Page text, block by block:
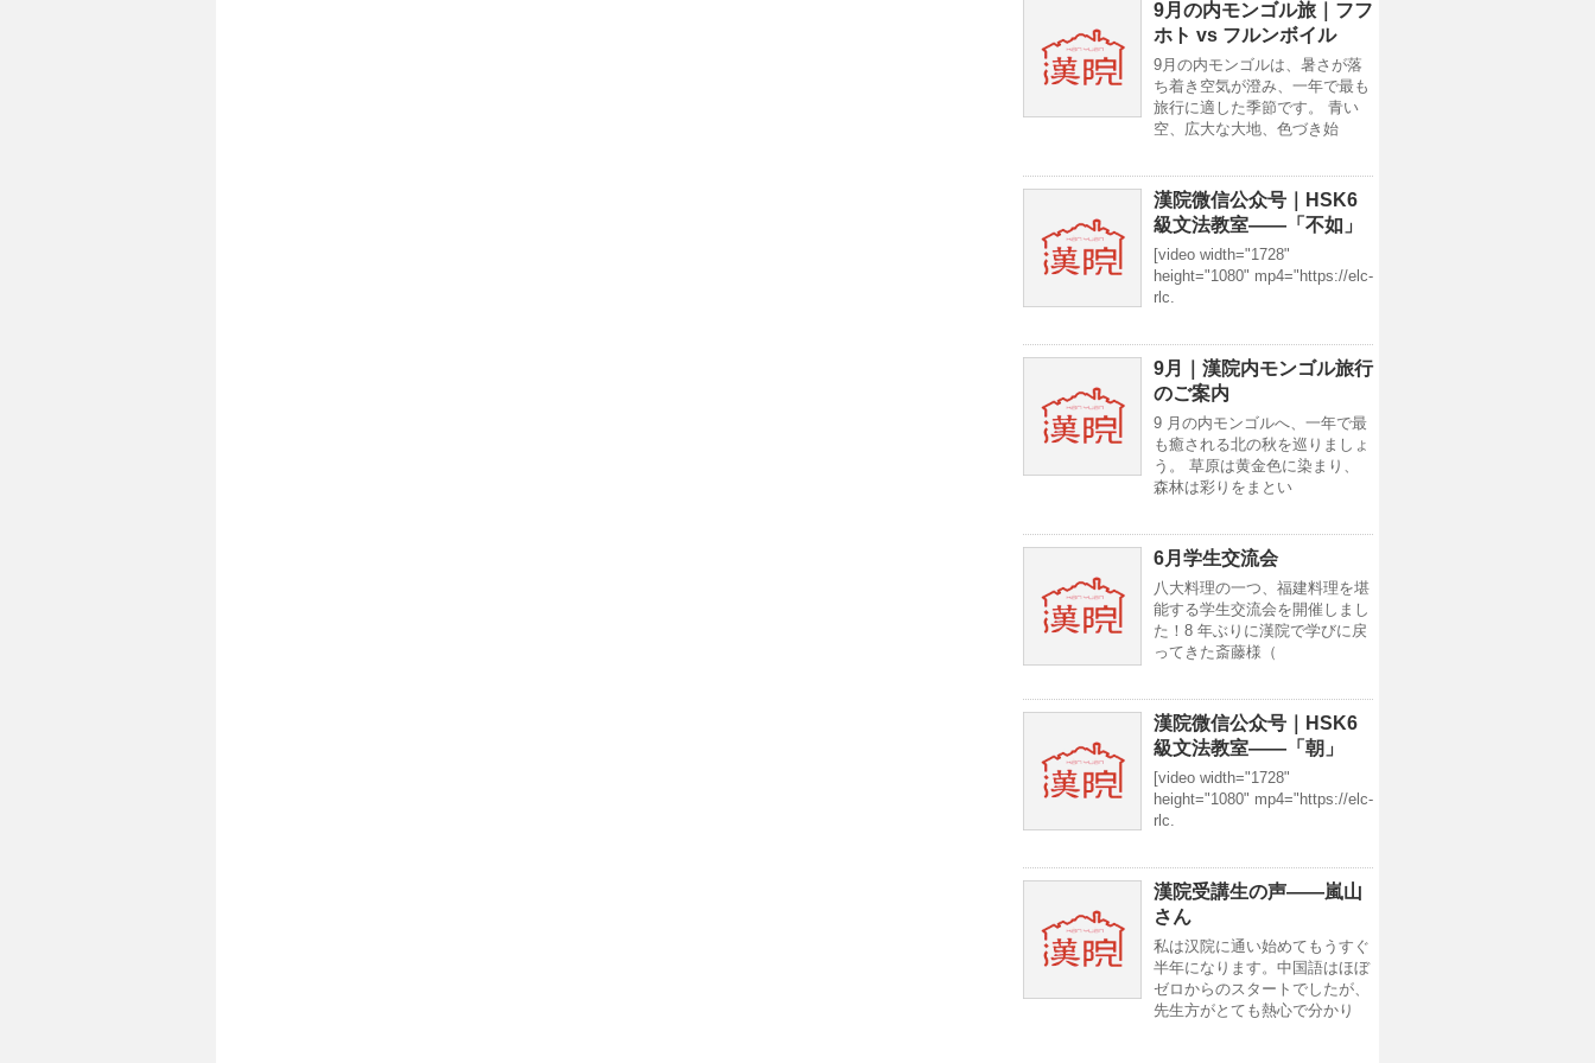
9月の内モンゴル旅｜フフ
ホト vs フルンボイル
9月の内モンゴルは、暑さが落
ち着き空気が澄み、一年で最も
旅行に適した季節です。 青い
空、広大な大地、色づき始
漢院微信公众号｜HSK6
級文法教室——「不如」
[video width="1728"
height="1080" mp4="https://elc-
rlc.
9月｜漢院内モンゴル旅行
のご案内
9 月の内モンゴルへ、一年で最
も癒される北の秋を巡りましょ
う。 草原は黄金色に染まり、
森林は彩りをまとい
6月学生交流会
八大料理の一つ、福建料理を堪
能する学生交流会を開催しまし
た！8 年ぶりに漢院で学びに戻
ってきた斎藤様（
漢院微信公众号｜HSK6
級文法教室——「朝」
[video width="1728"
height="1080" mp4="https://elc-
rlc.
漢院受講生の声——嵐山
さん
私は汉院に通い始めてもうすぐ
半年になります。中国語はほぼ
ゼロからのスタートでしたが、
先生方がとても熱心で分かり